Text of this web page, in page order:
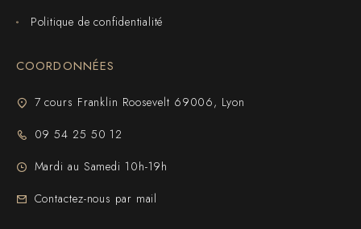
Politique de confidentialité
COORDONNÉES
7 cours Franklin Roosevelt 69006, Lyon
09 54 25 50 12
Mardi au Samedi 10h-19h
Contactez-nous par mail